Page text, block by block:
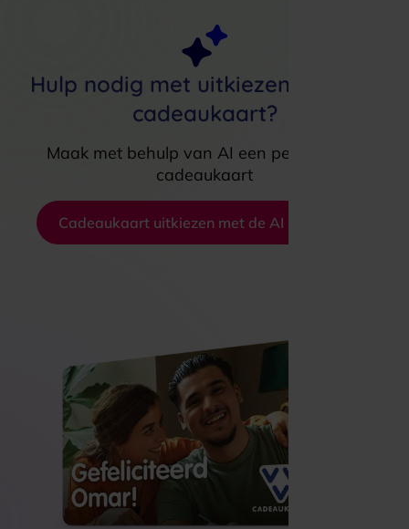
Hulp nodig met uitkiezen van een
cadeaukaart?
Maak met behulp van AI een persoonlijke
cadeaukaart
Cadeaukaart uitkiezen met de AI koophulp